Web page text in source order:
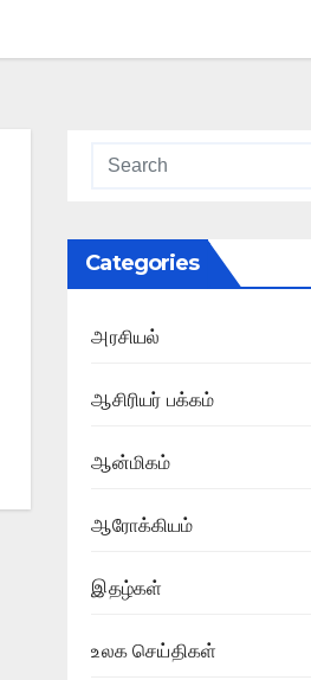
Categories
அரசியல்
ஆசிரியர் பக்கம்
ஆன்மிகம்
ஆரோக்கியம்
இதழ்கள்
உலக செய்திகள்